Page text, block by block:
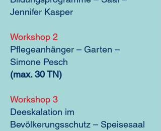
Jennifer Kasper
Workshop 2
Pflegeanhänger – Garten –
Simone Pesch
(max. 30 TN)
Workshop 3
Deeskalation im
Bevölkerungsschutz – Speisesaal